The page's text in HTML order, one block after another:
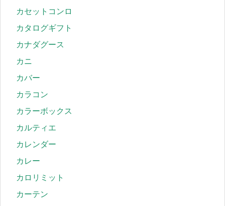
カセットコンロ
カタログギフト
カナダグース
カニ
カバー
カラコン
カラーボックス
カルティエ
カレンダー
カレー
カロリミット
カーテン